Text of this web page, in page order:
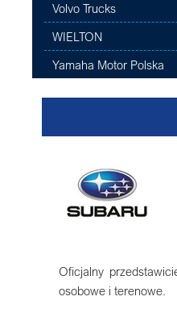
Volvo Trucks
WIELTON
Yamaha Motor Polska
Oficjalny
osobowe i terenowe.